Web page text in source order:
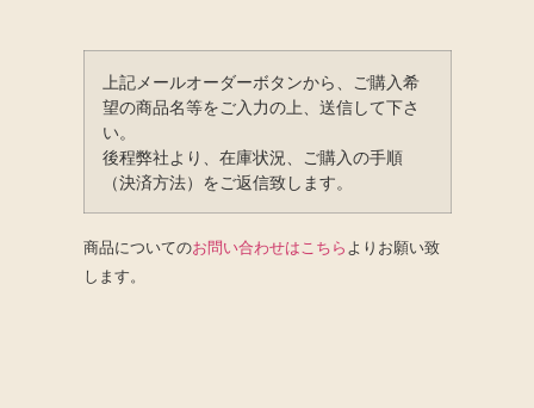
上記メールオーダーボタンから、ご購入希
望の商品名等をご入力の上、送信して下さ
い。
後程弊社より、在庫状況、ご購入の手順
（決済方法）をご返信致します。
商品についてのお問い合わせはこちら よりお願い致
します。